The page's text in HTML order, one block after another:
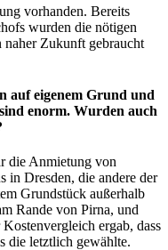
vorhanden. Bereits
wurden die nötigen
naher Zukunft gebraucht
auf eigenem Grund und
enorm. Wurden auch
die Anmietung von
in Dresden, die andere der
Grundstück außerhalb
Rande von Pirna, und
ergab, dass
die letztlich gewählte.